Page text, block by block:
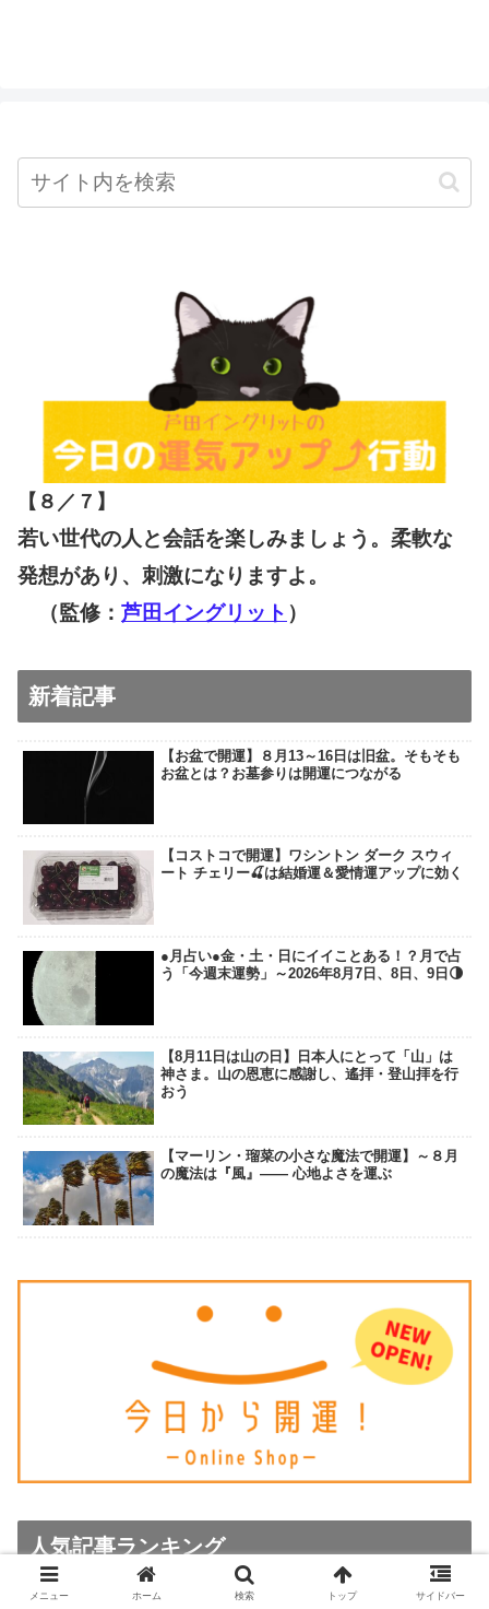
【８／７ 】
若い世代の人と会話を楽しみましょう。柔軟な
発想があり、刺激になりますよ。
（監修： 芦田イングリット ）
新着記事
【お盆で開運】８月13～16日は旧盆。そもそも
お盆とは？お墓参りは開運につながる
【コストコで開運】ワシントン ダーク スウィ
ート チェリー🍒は結婚運＆愛情運アップに効く
●月占い●金・土・日にイイことある！？月で占
う「今週末運勢」～2026年8月7日、8日、9日🌗
【8月11日は山の日】日本人にとって「山」は
神さま。山の恩恵に感謝し、遙拝・登山拝を行
おう
【マーリン・瑠菜の小さな魔法で開運】～８月
の魔法は『風』―― 心地よさを運ぶ
人気記事ランキング
メニュー ホーム 検索 トップ サイドバー